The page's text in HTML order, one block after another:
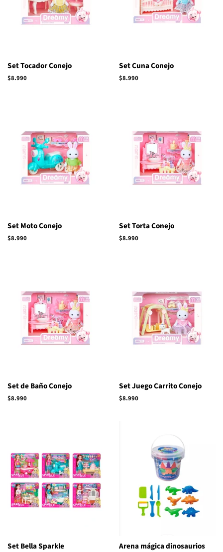
Set Tocador Conejo
Precio
$8.990
Set Cuna Conejo
Precio
$8.990
Set Moto Conejo
Precio
$8.990
Set Torta Conejo
Precio
$8.990
Set de Baño Conejo
Precio
$8.990
Set Juego Carrito Conejo
Precio
$8.990
Set Bella Sparkle Arena mágica dinosaurios